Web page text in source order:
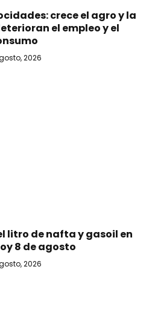
crece el agro y la
el empleo y el
2026
litro de nafta y gasoil en
8 de agosto
2026